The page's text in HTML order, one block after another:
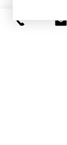
#devousamoi